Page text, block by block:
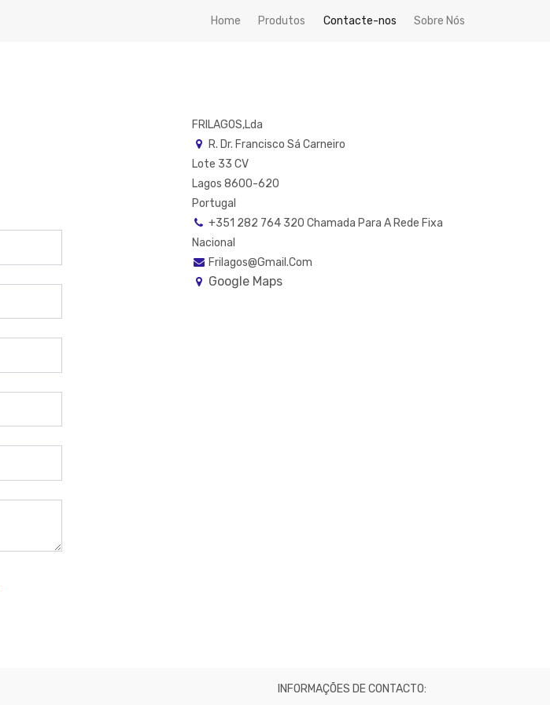
Home Produtos Contacte-nos Sobre Nós
FRILAGOS,Lda
R. Dr. Francisco Sá Carneiro
Lote 33 CV
Lagos 8600-620
Portugal
+351 282 764 320 Chamada Para A Rede Fixa
Nacional
Frilagos@gmail.com
Google Maps
INFORMAÇÕES DE CONTACTO: